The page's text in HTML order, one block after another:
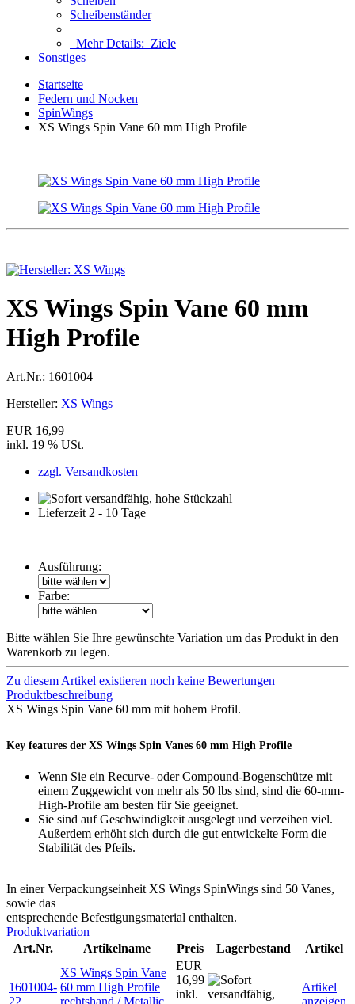
Scheibenständer
Mehr Details: Ziele
Sonstiges
Startseite
Federn und Nocken
SpinWings
XS Wings Spin Vane 60 mm High Profile
XS Wings Spin Vane 60 mm
High Profile
Art.Nr.: 1601004
Hersteller: XS Wings
EUR 16,99
inkl. 19 % USt.
zzgl. Versandkosten
Lieferzeit 2 - 10 Tage
Ausführung:
Farbe:
Bitte wählen Sie Ihre gewünschte Variation um das Produkt in den
Warenkorb zu legen.
Zu diesem Artikel existieren noch keine Bewertungen
Produktbeschreibung
XS Wings Spin Vane 60 mm mit hohem Profil.
Key features der XS Wings Spin Vanes 60 mm High Profile
Wenn Sie ein Recurve- oder Compound-Bogenschütze mit
einem Zuggewicht von mehr als 50 lbs sind, sind die 60-mm-
High-Profile am besten für Sie geeignet.
Sie sind auf Geschwindigkeit ausgelegt und verzeihen viel.
Außerdem erhöht sich durch die gut entwickelte Form die
Stabilität des Pfeils.
In einer Verpackungseinheit XS Wings SpinWings sind 50 Vanes,
sowie das
entsprechende Befestigungsmaterial enthalten.
Produktvariation
Art.Nr.
Artikelname Preis Lagerbestand Artikel
1601004-
22
XS Wings Spin Vane
60 mm High Profile
rechtshand / Metallic
EUR
16,99
inkl.
Artikel
anzeigen